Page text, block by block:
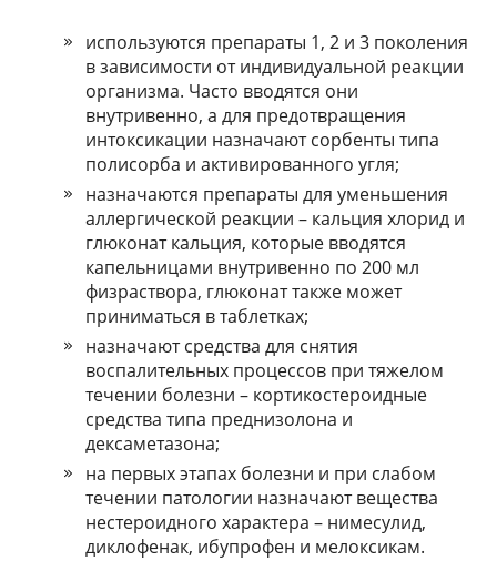
используются препараты 1, 2 и 3 поколения
в зависимости от индивидуальной реакции
организма. Часто вводятся они
внутривенно, а для предотвращения
интоксикации назначают сорбенты типа
полисорба и активированного угля;
назначаются препараты для уменьшения
аллергической реакции – кальция хлорид и
глюконат кальция, которые вводятся
капельницами внутривенно по 200 мл
физраствора, глюконат также может
приниматься в таблетках;
назначают средства для снятия
воспалительных процессов при тяжелом
течении болезни – кортикостероидные
средства типа преднизолона и
дексаметазона;
на первых этапах болезни и при слабом
течении патологии назначают вещества
нестероидного характера – нимесулид,
диклофенак, ибупрофен и мелоксикам.